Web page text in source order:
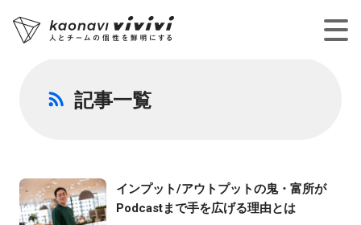
記事一覧
インプット/アウトプットの鬼・富所が
Podcastまで手を広げる理由とは